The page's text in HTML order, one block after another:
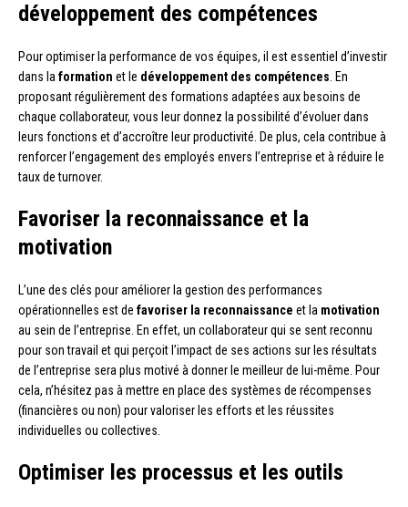
développement des compétences
Pour optimiser la performance de vos équipes, il est essentiel d’investir
dans laformation et le développement des compétences. En
proposant régulièrement des formations adaptées aux besoins de
chaque collaborateur, vous leur donnez la possibilité d’évoluer dans
leurs fonctions et d’accroître leur productivité. De plus, cela contribue à
renforcer l’engagement des employés envers l’entreprise et à réduire le
taux de turnover.
Favoriser la reconnaissance et la
motivation
L’une des clés pour améliorer la gestion des performances
opérationnelles est de favoriser la reconnaissance et la motivation
au sein de l’entreprise. En effet, un collaborateur qui se sent reconnu
pour son travail et qui perçoit l’impact de ses actions sur les résultats
de l’entreprise sera plus motivé à donner le meilleur de lui-même. Pour
cela, n’hésitez pas à mettre en place des systèmes de récompenses
(financières ou non) pour valoriser les efforts et les réussites
individuelles ou collectives.
Optimiser les processus et les outils